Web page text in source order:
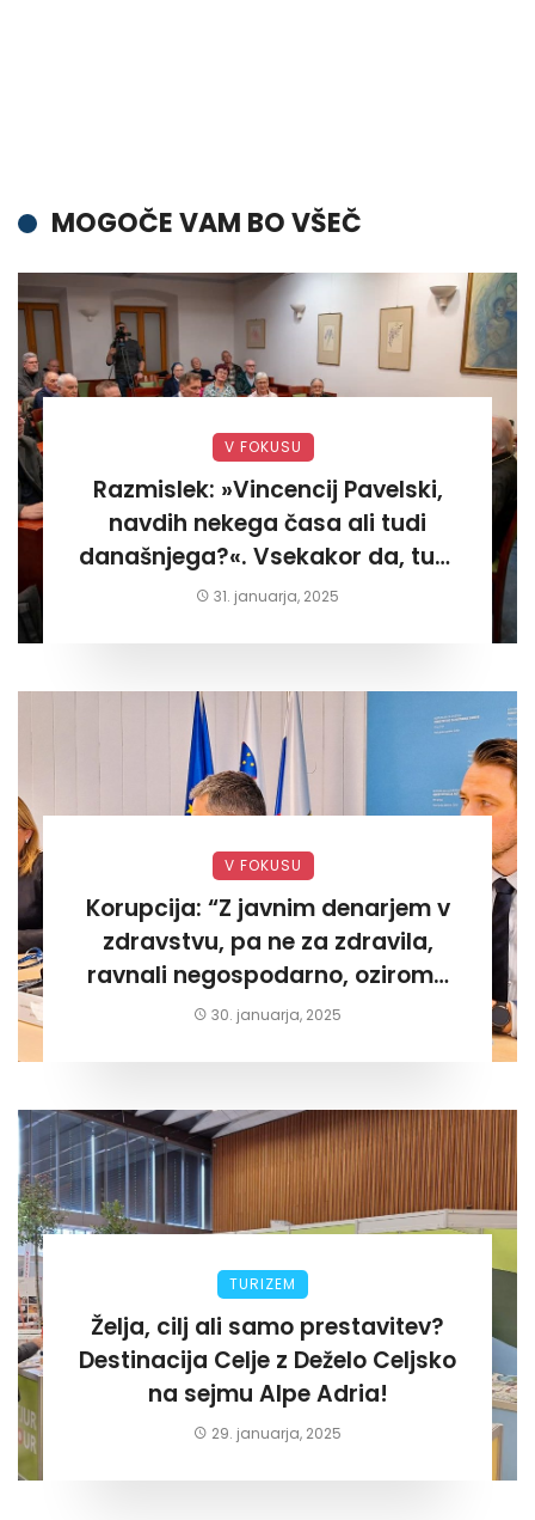
MOGOČE VAM BO VŠEČ
V FOKUSU
Razmislek: »Vincencij Pavelski,
navdih nekega časa ali tudi
današnjega?«. Vsekakor da, tudi
današnjega«
31. januarja, 2025
V FOKUSU
Korupcija: “Z javnim denarjem v
zdravstvu, pa ne za zdravila,
ravnali negospodarno, oziroma
za lastni žep. Tokrat na Žalskem«
30. januarja, 2025
TURIZEM
Želja, cilj ali samo prestavitev?
Destinacija Celje z Deželo Celjsko
na sejmu Alpe Adria!
29. januarja, 2025